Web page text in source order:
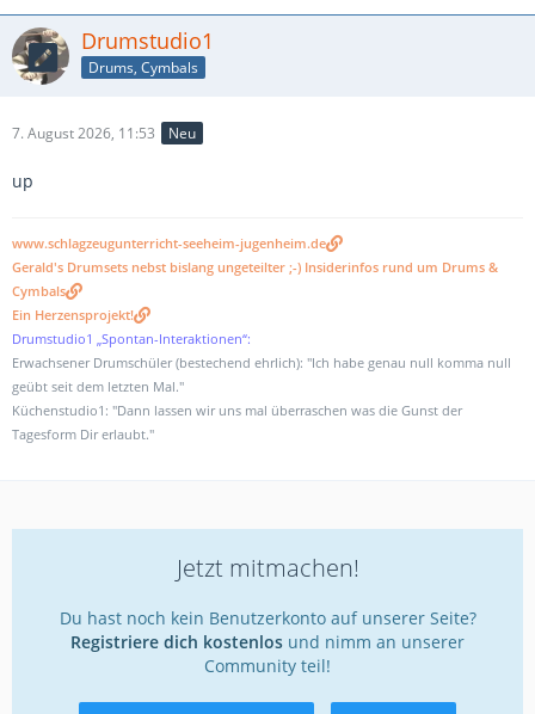
Drumstudio1
Drums, Cymbals
7. August 2026, 11:53 Neu
up
www.schlagzeugunterricht-seeheim-jugenheim.de
Gerald's Drumsets nebst bislang ungeteilter ;-) Insiderinfos rund um Drums &
Cymbals
Ein Herzensprojekt!
Drumstudio1 „Spontan-Interaktionen“:
Erwachsener Drumschüler (bestechend ehrlich): "Ich habe genau null komma null
geübt seit dem letzten Mal."
Küchenstudio1: "Dann lassen wir uns mal überraschen was die Gunst der
Tagesform Dir erlaubt."
Jetzt mitmachen!
Du hast noch kein Benutzerkonto auf unserer Seite?
Registriere dich kostenlos und nimm an unserer
Community teil!